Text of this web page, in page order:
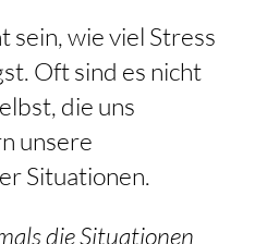
sein, wie viel Stress
Oft sind es nicht
die uns
Situationen.
die Situationen